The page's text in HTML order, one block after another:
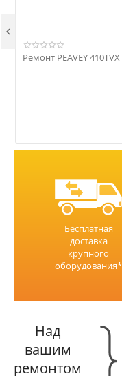
Ремонт PEAVEY

Бесплатная
доставка
крупного
оборудования*
Над
вашим
ремонтом